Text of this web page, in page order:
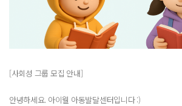
[사회성 그룹 모집 안내]
안녕하세요. 아이웰 아동발달센터입니다 :)